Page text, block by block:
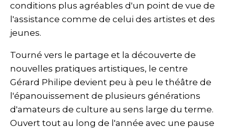
conditions plus agréables d'un point de vue de
l'assistance comme de celui des artistes et des
jeunes.
Tourné vers le partage et la découverte de
nouvelles pratiques artistiques, le centre
Gérard Philipe devient peu à peu le théâtre de
l'épanouissement de plusieurs générations
d'amateurs de culture au sens large du terme.
Ouvert tout au long de l'année avec une pause